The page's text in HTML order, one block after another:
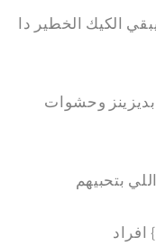
for
forالكيك الخطير دا
وحشوات